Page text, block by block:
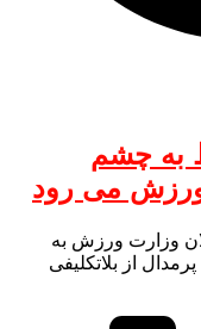
به چشم
ورزش می رود
وزارت ورزش به
از بلاتکلیفی